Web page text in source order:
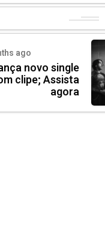
ago
novo single
clipe; Assista
agora